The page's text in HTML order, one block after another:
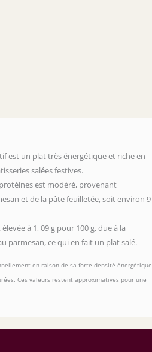
est un plat très énergétique et riche en
salées festives.
est modéré, provenant
et de la pâte feuilletée, soit environ 9
à 1, 09 g pour 100 g, due à la
parmesan, ce qui en fait un plat salé.
en raison de sa forte densité
Ces valeurs restent approximatives pour une